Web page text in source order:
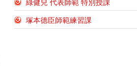
綠健兒 代表師範 特別授課
塚本德臣師範練習課